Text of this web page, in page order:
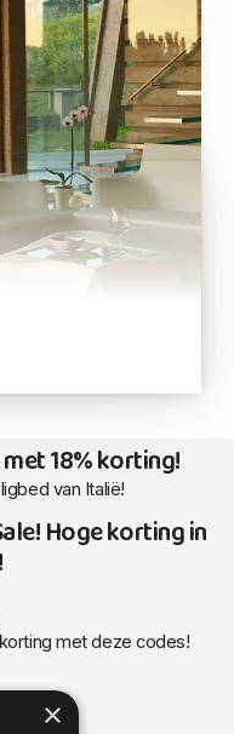
18% korting!
van Italië!
Hoge korting in
met deze codes!
×